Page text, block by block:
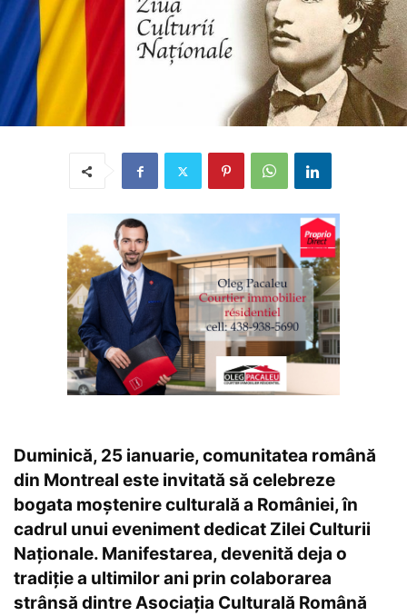
Duminică, 25 ianuarie, comunitatea română
din Montreal este invitată să celebreze
bogata moștenire culturală a României, în
cadrul unui eveniment dedicat Zilei Culturii
Naționale. Manifestarea, devenită deja o
tradiție a ultimilor ani prin colaborarea
strânsă dintre Asociația Culturală Română